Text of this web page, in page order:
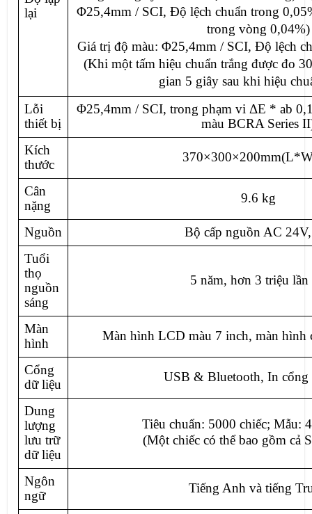
lại
Φ25,4mm / SCI, Độ lệch chuẩn trong
trong vòng 0,04%)
Giá trị độ màu: Φ25,4mm / SCI, Độ lệch
(Khi một tấm hiệu chuẩn trắng được đo
gian 5 giây sau khi hiệu
Lỗi
thiết bị
Φ25,4mm / SCI, trong phạm vi ΔE * ab
màu BCRA Series
Kích
thước
Cân
nặng
9.6 kg
Nguồn
Bộ cấp nguồn AC
Tuổi
thọ
nguồn
sáng
5 năm, hơn 3 triệu lần
Màn
hình
Màn hình LCD màu 7 inch, màn hình
Cổng
dữ liệu
USB & Bluetooth, In cổng
Dung
lượng
lưu trữ
dữ liệu
Tiêu chuẩn: 5000 chiếc; Mẫu:
(Một chiếc có thể bao gồm cả
Ngôn
ngữ
Tiếng Anh và tiếng